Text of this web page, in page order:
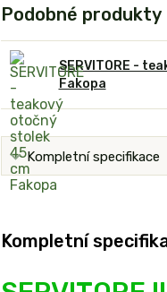
Podobné produkty
SERVITORE -
Fakopa
Kompletní specifikace
Kompletní